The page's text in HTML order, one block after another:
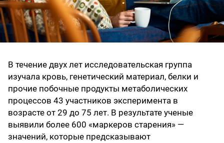
В течение двух лет исследовательская группа
изучала кровь, генетический материал, белки и
прочие побочные продукты метаболических
процессов 43 участников эксперимента в
возрасте от 29 до 75 лет. В результате ученые
выявили более 600 «маркеров старения» —
значений, которые предсказывают